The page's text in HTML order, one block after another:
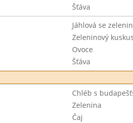
Šťáva
Jáhlová se
Zeleninový
Ovoce
Šťáva
Chléb s
Zelenina
Čaj